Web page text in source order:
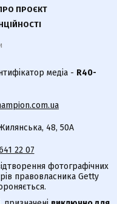
ПРОЄКТ
медіа - R40-
48, 50А
22 07
фотографічних
правовласника Getty